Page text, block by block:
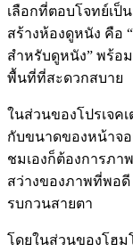
เลือกที่ตอบโจทย์เป็
สร้างห้องดูหนัง คือ
สำหรับดูหนัง” พร้อ
พื้นที่ที่สะดวกสบาย
ในส่วนของโปรเจค
กับขนาดของหน้าจอ
ชมเองก็ต้องการภา
สว่างของภาพที่พอดี
รบกวนสายตา
โดยในส่วนของโฮม